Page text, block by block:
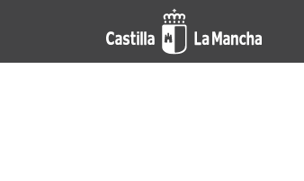
Pasar al contenido principal
Actualidad de la